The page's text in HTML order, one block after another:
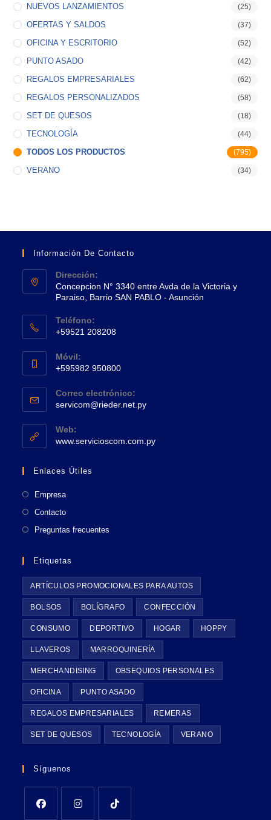
NUEVOS LANZAMIENTOS (25)
OFERTAS Y SALDOS (37)
OFICINA Y ESCRITORIO (52)
PUNTO ASADO (42)
REGALOS EMPRESARIALES (62)
REGALOS PERSONALIZADOS (58)
SET DE QUESOS (18)
TECNOLOGÍA (44)
TODOS LOS PRODUCTOS (795)
VERANO (34)
Información De Contacto
Dirección:
Concepcion N° 3340 entre Avda de la Victoria y
Paraiso, Barrio SAN PABLO - Asunción
abre
una
nueva
Teléfono:
+59521 208208
abre
en
tu
aplicación
Móvil:
+595982 950800
abre
en
tu
aplicación
Correo electrónico:
servicom@rieder.net.pySe
aplicación
Web:
www.servicioscom.com.pySe
Enlaces Útiles
Empresa
Contacto
Preguntas frecuentes
Etiquetas
ARTÍCULOS PROMOCIONALES PARA AUTOS
BOLSOS BOLÍGRAFO CONFECCIÓN
CONSUMO DEPORTIVO HOGAR HOPPY
LLAVEROS MARROQUINERÍA
MERCHANDISING OBSEQUIOS PERSONALES
OFICINA PUNTO ASADO
REGALOS EMPRESARIALES REMERAS
SET DE QUESOS TECNOLOGÍA VERANO
Síguenos